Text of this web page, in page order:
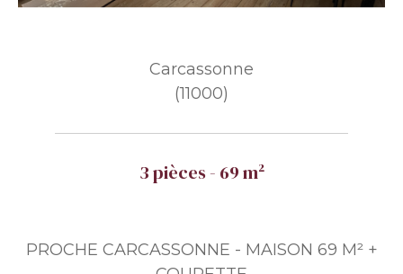
Carcassonne
(11000)
3 pièces - 69 m²
PROCHE CARCASSONNE - MAISON 69 M² +